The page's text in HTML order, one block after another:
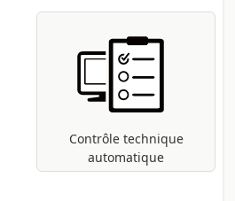
Contrôle technique
automatique
pdf : contrôle des
polices ; conversion
CMJN si
méthodes (RVB,